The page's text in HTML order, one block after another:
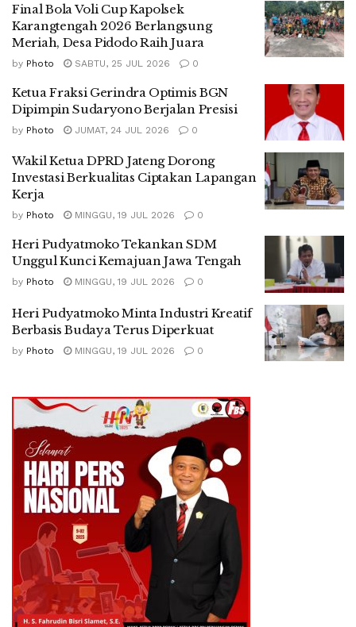
Final Bola Voli Cup Kapolsek
Karangtengah 2026 Berlangsung
Meriah, Desa Pidodo Raih Juara
by Photo SABTU, 25 JUL 2026 0
Ketua Fraksi Gerindra Optimis BGN
Dipimpin Sudaryono Berjalan Presisi
by Photo JUMAT, 24 JUL 2026 0
Wakil Ketua DPRD Jateng Dorong
Investasi Berkualitas Ciptakan Lapangan
Kerja
by Photo MINGGU, 19 JUL 2026 0
Heri Pudyatmoko Tekankan SDM
Unggul Kunci Kemajuan Jawa Tengah
by Photo MINGGU, 19 JUL 2026 0
Heri Pudyatmoko Minta Industri Kreatif
Berbasis Budaya Terus Diperkuat
by Photo MINGGU, 19 JUL 2026 0